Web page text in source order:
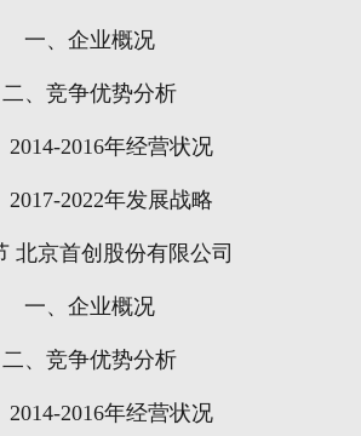
一、企业概况
二、竞争优势分析
2014-2016年经营状况
2017-2022年发展战略
北京首创股份有限公司
一、企业概况
二、竞争优势分析
2014-2016年经营状况